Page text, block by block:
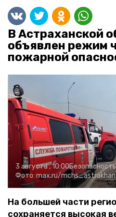
В Астраханской
объявлен режим
пожарной
3 августа , 10:00Безопасность
Фото: max.ru/mchs_astrakhan
На большей части
сохраняется высокая